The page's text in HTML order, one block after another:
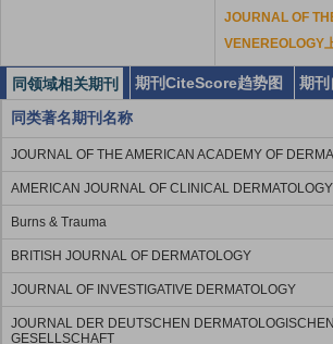
JOURNAL OF
VENEREOLOGY
同领域相关期刊 期刊CiteScore趋势图 期刊
同类著名期刊名称
JOURNAL OF THE AMERICAN ACADEMY OF
AMERICAN JOURNAL OF CLINICAL DERMATOLOGY
Burns & Trauma
BRITISH JOURNAL OF DERMATOLOGY
JOURNAL OF INVESTIGATIVE DERMATOLOGY
JOURNAL DER DEUTSCHEN DERMATOLOGISCHEN
GESELLSCHAFT